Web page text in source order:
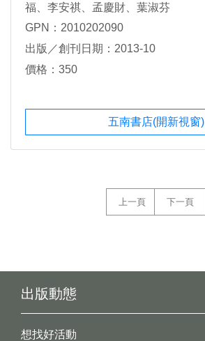
福、李安祺、孟慶財、葉淑芬
GPN：2010202090
出版／創刊日期：2013-10
價格：350
五南書店(開新視窗)
上一頁 下一頁
出版動態
想找好活動